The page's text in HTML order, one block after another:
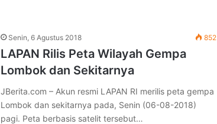
Senin, 6 Agustus 2018 852
LAPAN Rilis Peta Wilayah Gempa
Lombok dan Sekitarnya
JBerita.com – Akun resmi LAPAN RI merilis peta gempa
Lombok dan sekitarnya pada, Senin (06-08-2018)
pagi. Peta berbasis satelit tersebut…